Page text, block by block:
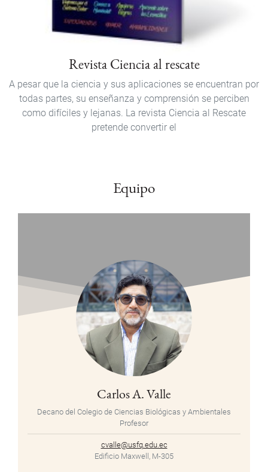
Revista Ciencia al rescate
A pesar que la ciencia y sus aplicaciones se encuentran por
todas partes, su enseñanza y comprensión se perciben
como difíciles y lejanas. La revista Ciencia al Rescate
pretende convertir el
Equipo
Carlos A. Valle
Decano del Colegio de Ciencias Biológicas y Ambientales
Profesor
cvalle@usfq.edu.ec
Edificio Maxwell, M-305